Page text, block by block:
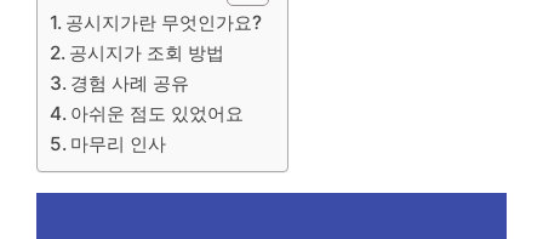
공시지가란 무엇인가요?
공시지가 조회 방법
경험 사례 공유
아쉬운 점도 있었어요
마무리 인사